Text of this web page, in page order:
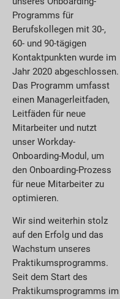
Programms für
Berufskollegen mit 30-,
60- und 90-tägigen
Kontaktpunkten wurde im
Jahr 2020 abgeschlossen.
Das Programm umfasst
einen Managerleitfaden,
Leitfäden für neue
Mitarbeiter und nutzt
unser Workday-
Onboarding-Modul, um
den Onboarding-Prozess
für neue Mitarbeiter zu
optimieren.
Wir sind weiterhin stolz
auf den Erfolg und das
Wachstum unseres
Praktikumsprogramms.
Seit dem Start des
Praktikumsprogramms im